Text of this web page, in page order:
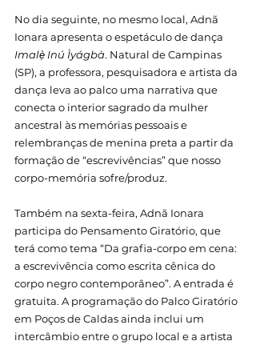
No dia seguinte, no mesmo local, Adnã
Ionara apresenta o espetáculo de dança
Imalẹ̀ Inú Ìyágbà. Natural de Campinas
(SP), a professora, pesquisadora e artista da
dança leva ao palco uma narrativa que
conecta o interior sagrado da mulher
ancestral às memórias pessoais e
relembranças de menina preta a partir da
formação de “escrevivências” que nosso
corpo-memória sofre/produz.
Também na sexta-feira, Adnã Ionara
participa do Pensamento Giratório, que
terá como tema “Da grafia-corpo em cena:
a escrevivência como escrita cênica do
corpo negro contemporâneo”. A entrada é
gratuita. A programação do Palco Giratório
em Poços de Caldas ainda inclui um
intercâmbio entre o grupo local e a artista